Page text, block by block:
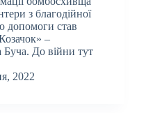
з благодійної
допомоги став
–
Буча. До війни тут
2022